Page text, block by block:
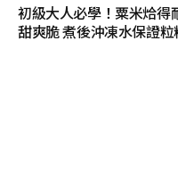
初級大人必學！粟米烚得
甜爽脆 煮後沖凍水保證粒